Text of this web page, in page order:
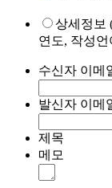
상세정보
연도, 작성
수신자 이메
발신자 이메
제목
메모